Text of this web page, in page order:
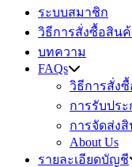
ระบบสมาชิก
วิธีการสั่งซื้อสินค้
บทความ
FAQs
วิธีการสั่งซื้
การรับปร
การจัดส่ง
About Us
รายละเอียดบัญชี